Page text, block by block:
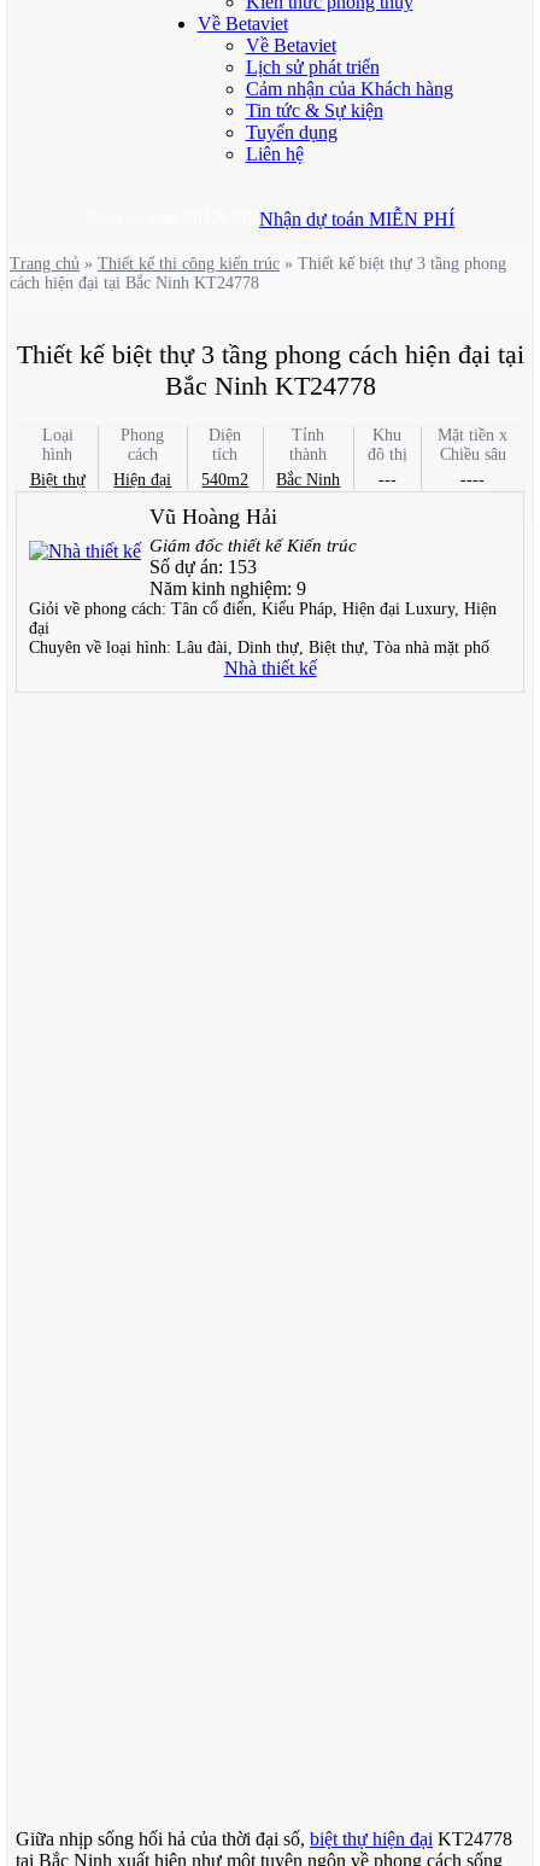
Về Betaviet
Về Betaviet
Lịch sử phát triển
Cảm nhận của Khách hàng
Tin tức & Sự kiện
Tuyển dụng
Liên hệ
Nhận dự toán MIỄN PHÍ
Trang chủ » Thiết kế thi công kiến trúc » Thiết kế biệt thự 3 tầng phong
cách hiện đại tại Bắc Ninh KT24778
Thiết kế biệt thự 3 tầng phong cách hiện đại tại
Bắc Ninh KT24778
Loại
hình
Biệt thự
Phong
cách
Hiện đại
Diện
tích
540m2
Tỉnh
thành
Bắc Ninh
Khu
đô thị
---
Mặt tiền x
Chiều sâu
----
Vũ Hoàng Hải
Giám đốc thiết kế Kiến trúc
Số dự án: 153
Năm kinh nghiệm: 9
Giỏi về phong cách: Tân cổ điển, Kiểu Pháp, Hiện đại Luxury, Hiện
đại
Chuyên về loại hình: Lâu đài, Dinh thự, Biệt thự, Tòa nhà mặt phố
Nhà thiết kế
Giữa nhịp sống hối hả của thời đại số, biệt thự hiện đại KT24778
tại Bắc Ninh xuất hiện như một tuyên ngôn về phong cách sống